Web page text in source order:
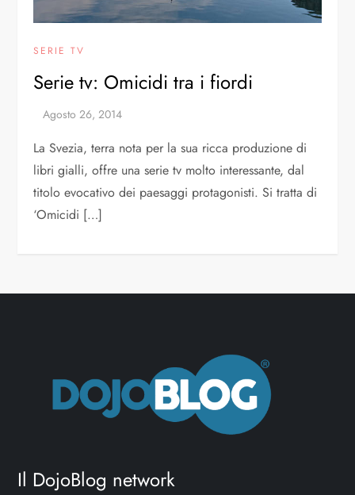
SERIE TV
Serie tv: Omicidi tra i fiordi
La Svezia, terra nota per la sua ricca produzione di
libri gialli, offre una serie tv molto interessante, dal
titolo evocativo dei paesaggi protagonisti. Si tratta di
‘Omicidi […]
Il DojoBlog network